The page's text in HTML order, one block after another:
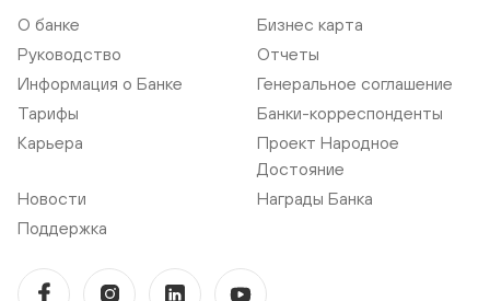
О банке
Бизнес карта
Руководство
Отчеты
Информация о Банке
Генеральное соглашение
Тарифы
Банки-корреспонденты
Карьера
Проект Народное
Достояние
Новости
Награды Банка
Поддержка